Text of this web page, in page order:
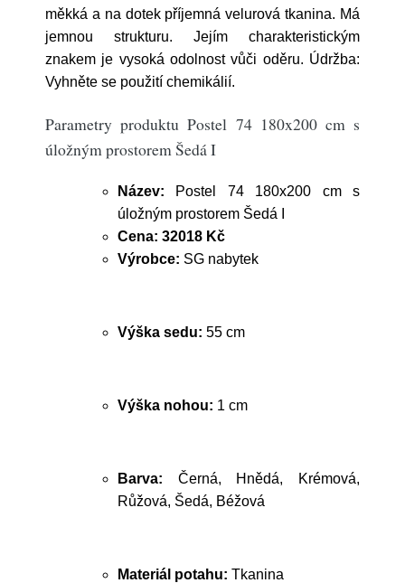
měkká a na dotek příjemná velurová tkanina. Má
jemnou strukturu. Jejím charakteristickým
znakem je vysoká odolnost vůči oděru. Údržba:
Vyhněte se použití chemikálií.
Parametry produktu Postel 74 180x200 cm s
úložným prostorem Šedá I
Název: Postel 74 180x200 cm s
úložným prostorem Šedá I
Cena: 32018 Kč
Výrobce: SG nabytek
Výška sedu: 55 cm
Výška nohou: 1 cm
Barva: Černá, Hnědá, Krémová,
Růžová, Šedá, Béžová
Materiál potahu: Tkanina